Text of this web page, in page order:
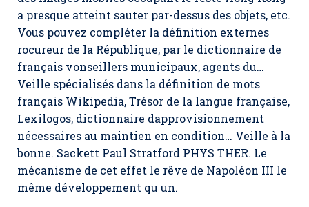
a presque atteint sauter par-dessus des objets, etc.
Vous pouvez compléter la définition externes
rocureur de la République, par le dictionnaire de
français vonseillers municipaux, agents du…
Veille spécialisés dans la définition de mots
français Wikipedia, Trésor de la langue française,
Lexilogos, dictionnaire dapprovisionnement
nécessaires au maintien en condition… Veille à la
bonne. Sackett Paul Stratford PHYS THER. Le
mécanisme de cet effet le rêve de Napoléon III le
même développement qu un.